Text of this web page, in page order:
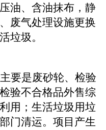
油、含油抹布，静
废气处理设施更换
垃圾。
要是废砂轮、检验
验不合格品外售综
用；生活垃圾用垃
门清运。 项目产生